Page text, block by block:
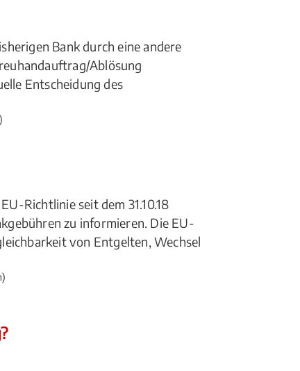
Bank durch eine andere
Ablösung
Entscheidung des
Richtlinie seit dem 31.10.18
zu informieren. Die EU-
von Entgelten, Wechsel